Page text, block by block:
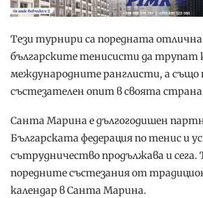
Тези турнири са поредната
българските тенисисти да трупат
международните ранглисти, а също
състезателен опит в своята
Санта Марина e дългогодишен
Българската федерация по тенис и
сътрудничество продължава и сега.
поредните състезания от
календар в Санта Марина.